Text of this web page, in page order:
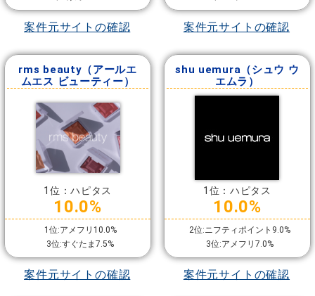
案件元サイトの確認 案件元サイトの確認
rms beauty（アールエ
ムエス ビューティー）
1位：ハピタス
10.0%
1位:アメフリ10.0%
3位:すぐたま7.5%
案件元サイトの確認
shu uemura（シュウ ウ
エムラ）
1位：ハピタス
10.0%
2位:ニフティポイント9.0%
3位:アメフリ7.0%
案件元サイトの確認